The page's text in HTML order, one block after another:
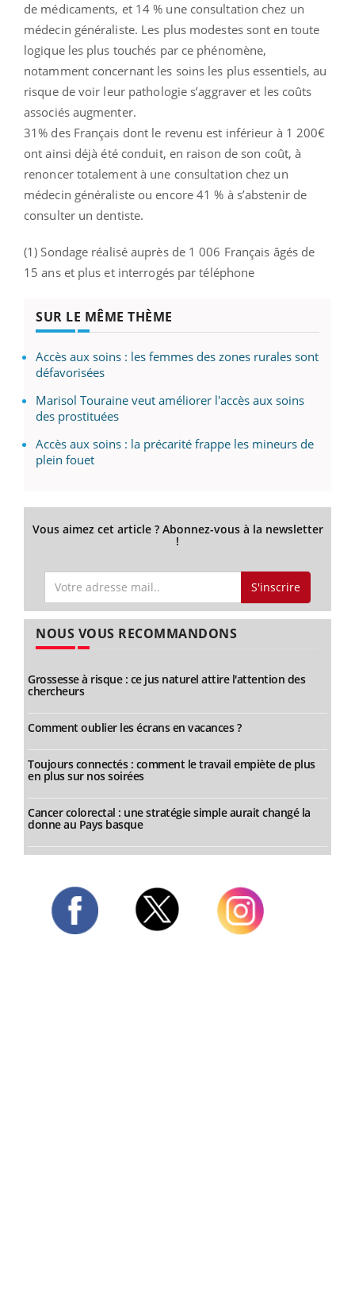
de médicaments, et 14 % une consultation chez un
médecin généraliste. Les plus modestes sont en toute
logique les plus touchés par ce phénomène,
notamment concernant les soins les plus essentiels, au
risque de voir leur pathologie s’aggraver et les coûts
associés augmenter.
31% des Français dont le revenu est inférieur à 1 200€
ont ainsi déjà été conduit, en raison de son coût, à
renoncer totalement à une consultation chez un
médecin généraliste ou encore 41 % à s’abstenir de
consulter un dentiste.
(1) Sondage réalisé auprès de 1 006 Français âgés de
15 ans et plus et interrogés par téléphone
SUR LE MÊME THÈME
Accès aux soins : les femmes des zones rurales sont
défavorisées
Marisol Touraine veut améliorer l'accès aux soins
des prostituées
Accès aux soins : la précarité frappe les mineurs de
plein fouet
Vous aimez cet article ? Abonnez-vous à la newsletter
!
S'inscrire
NOUS VOUS RECOMMANDONS
Grossesse à risque : ce jus naturel attire l'attention des
chercheurs
Comment oublier les écrans en vacances ?
Toujours connectés : comment le travail empiète de plus
en plus sur nos soirées
Cancer colorectal : une stratégie simple aurait changé la
donne au Pays basque